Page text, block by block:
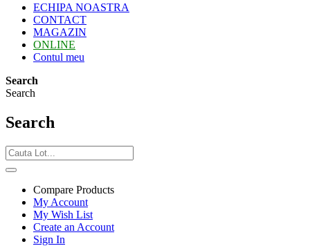
ECHIPA NOASTRA
CONTACT
MAGAZIN
ONLINE
Contul meu
Search
Search
Search
Compare Products
My Account
My Wish List
Create an Account
Sign In